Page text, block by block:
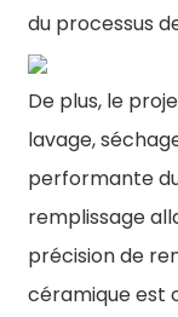
du processus
De plus, le
lavage,
performante
remplissage
précision de
céramique est